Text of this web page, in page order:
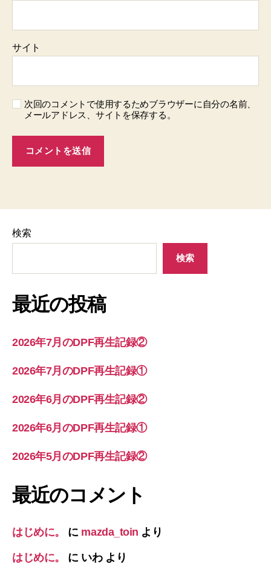
サイト
次回のコメントで使用するためブラウザーに自分の名前、
メールアドレス、サイトを保存する。
検索
検索
最近の投稿
2026年7月のDPF再生記録②
2026年7月のDPF再生記録①
2026年6月のDPF再生記録②
2026年6月のDPF再生記録①
2026年5月のDPF再生記録②
最近のコメント
はじめに。 に mazda_toin より
はじめに。 に いわより